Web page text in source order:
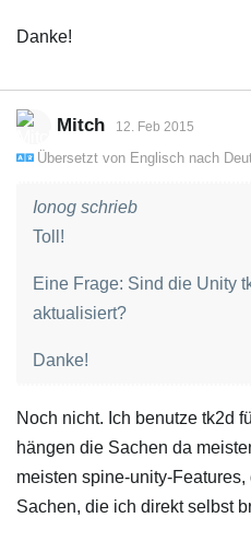
Danke!
Mitch 12. Feb 2015
Übersetzt von Englisch nach
Ionog schrieb
Toll!
Eine Frage: Sind die Unity
aktualisiert?
Danke!
Noch nicht. Ich benutze tk2d
hängen die Sachen da
meisten spine-unity-
Sachen, die ich direkt selbst